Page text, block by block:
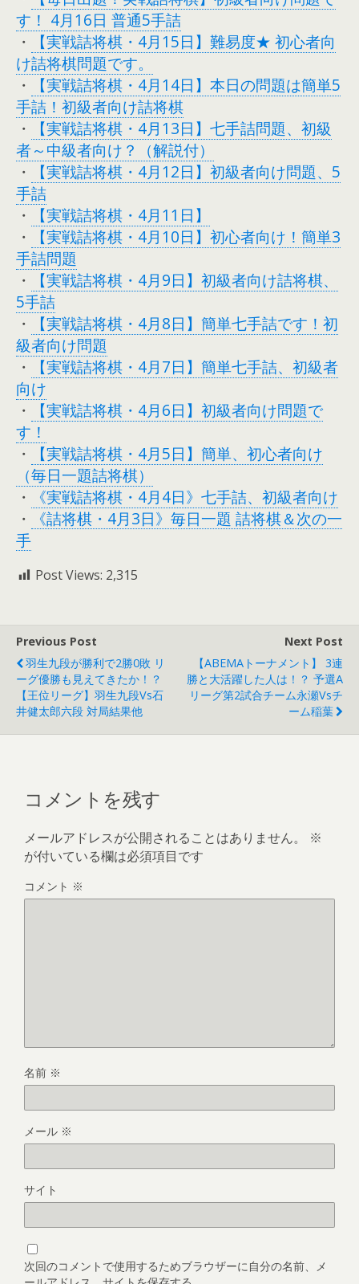
す！ 4月16日 普通5手詰
・
【実戦詰将棋・4月15日】難易度★ 初心者向
け詰将棋問題です。
・
【実戦詰将棋・4月14日】本日の問題は簡単5
手詰！初級者向け詰将棋
・
【実戦詰将棋・4月13日】七手詰問題、初級
者～中級者向け？（解説付）
・
【実戦詰将棋・4月12日】初級者向け問題、5
手詰
・
【実戦詰将棋・4月11日】
・
【実戦詰将棋・4月10日】初心者向け！簡単3
手詰問題
・
【実戦詰将棋・4月9日】初級者向け詰将棋、
5手詰
・
【実戦詰将棋・4月8日】簡単七手詰です！初
級者向け問題
・
【実戦詰将棋・4月7日】簡単七手詰、初級者
向け
・
【実戦詰将棋・4月6日】初級者向け問題で
す！
・
【実戦詰将棋・4月5日】簡単、初心者向け
（毎日一題詰将棋）
・
《実戦詰将棋・4月4日》七手詰、初級者向け
・
《詰将棋・4月3日》毎日一題 詰将棋＆次の一
手
Post Views: 2,315
Previous Post
羽生九段が勝利で2勝0敗 リ
ーグ優勝も見えてきたか！？
【王位リーグ】羽生九段vs石
井健太郎六段 対局結果他
Next Post
【ABEMAトーナメント】 3連
勝と大活躍した人は！？ 予選A
リーグ第2試合チーム永瀬vsチ
ーム稲葉
コメントを残す
メールアドレスが公開されることはありません。
※
が付いている欄は必須項目です
コメント ※
名前 ※
メール ※
サイト
次回のコメントで使用するためブラウザーに自分の名前、メ